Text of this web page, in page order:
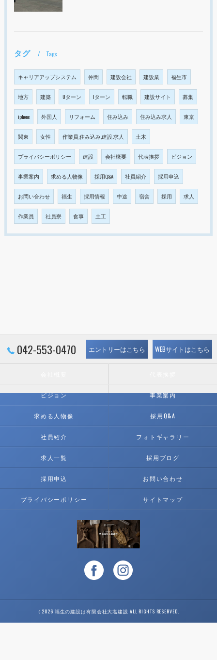
タグ Tags
キャリアアップシステム 仲間 建設会社 建設業 福生市
地方 建築 Uターン Iターン 転職 建設サイト 募集
iphone 外国人 リフォーム 住み込み 住み込み求人 東京
関東 女性 作業員,住み込み,建設,求人 土木
プライバシーポリシー 建設 会社概要 代表挨拶 ビジョン
事業案内 求める人物像 採用Q&A 社員紹介 採用申込
お問い合わせ 福生 採用情報 中途 宿舎 採用 求人
作業員 社員寮 食事 土工
042-553-0470 エントリーはこちら WEBサイトはこちら
ビジョン 事業案内
求める人物像 採用Q&A
社員紹介 フォトギャラリー
求人一覧 採用ブログ
採用申込 お問い合わせ
プライバシーポリシー サイトマップ
c 2026 福生の建設は有限会社大塩建設 ALL RIGHTS RESERVED.